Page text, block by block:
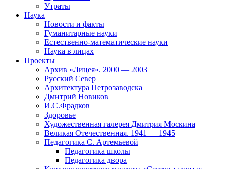
Утраты
Наука
Новости и факты
Гуманитарные науки
Естественно-математические науки
Наука в лицах
Проекты
Архив «Лицея». 2000 — 2003
Русский Север
Архитектура Петрозаводска
Дмитрий Новиков
И.С.Фрадков
Здоровье
Художественная галерея Дмитрия Москина
Великая Отечественная. 1941 — 1945
Педагогика С. Артемьевой
Педагогика школы
Педагогика двора